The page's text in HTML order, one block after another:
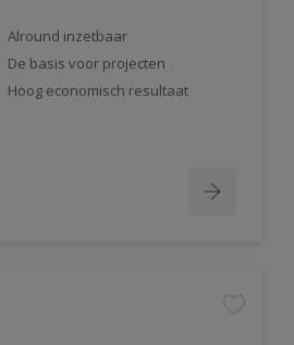
Alround inzetbaar
De basis voor projecten
Hoog economisch resultaat